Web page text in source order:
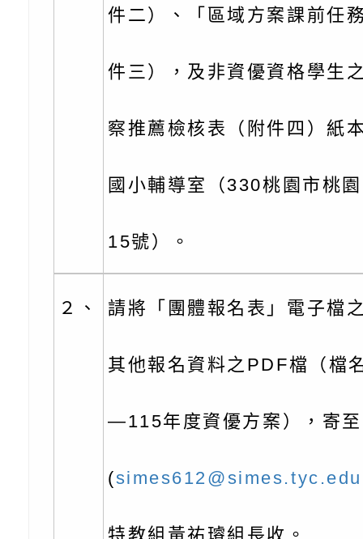
知能工作坊」
題交流工作坊」活動
業發展中心（國立羅
學）辦理「115年度
題融入教學－國民中
檢送桃園市政府LED
字稿及LCD託播圖片
檢送桃園市政府LED
字稿及LCD託播影（
國家發展委員會檔案
「小桃家4月課程資
姻怎麼翻譯－青少年
工作坊」、「愛『原
親子共學同樂會」、
代愛在陪伴」、「親
西門國小114學年度
親職教育講座「如何
情緒力？—用SEL玩
子溝通之秘訣」
有關財團法人中華國
礙者生命教育推廣協
「環保愛台灣」第五
礙者中小學生環保繪
檢送行政院新聞傳播
月份公共服務政策溝
有關桃園市政府家庭
辦理115年原住民家
桃園市大溪區田心國
職員及家長特教知能
會（以下簡稱全家協
115年國民小學學生
明會」
轉知台中市身心障礙
協會辦理「臺中市第
之光身心障礙繪畫徵
檢送國立臺南大學
視覺障礙學生儀表及
「區域職業試探與體
件二）、「區域方案課前任
件三），及非資優資格學生
察推薦檢核表（附件四）紙
國小輔導室（330桃園市桃
15號）。
２、 請將「團體報名表」電子檔
其他報名資料之PDF檔（檔
—115年度資優方案），寄
(
特教組黃祐璿組長收。